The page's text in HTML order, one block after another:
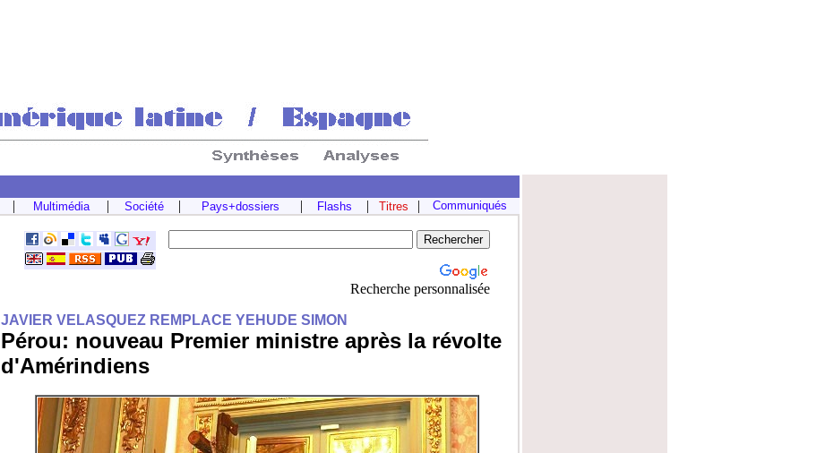
| Multimédia | Société | Pays+dossiers | Flashs | Titres | Communiqués
Recherche personnalisée
JAVIER VELASQUEZ REMPLACE YEHUDE SIMON
Pérou: nouveau Premier ministre après la révolte
d'Amérindiens